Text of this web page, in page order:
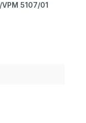
VPM 5107/01